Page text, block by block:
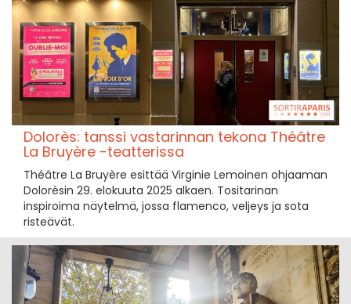
Dolorès: tanssi vastarinnan tekona Théâtre
La Bruyère -teatterissa
Théâtre La Bruyère esittää Virginie Lemoinen ohjaaman
Dolorèsin 29. elokuuta 2025 alkaen. Tositarinan
inspiroima näytelmä, jossa flamenco, veljeys ja sota
risteävät.